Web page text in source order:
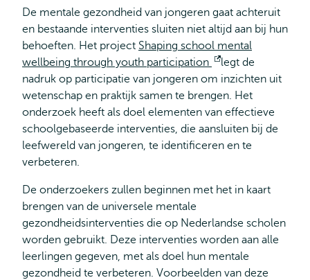
De mentale gezondheid van jongeren gaat achteruit
en bestaande interventies sluiten niet altijd aan bij hun
behoeften. Het project Shaping school mental
wellbeing through youth participation
Opent
extern
legt de
nadruk op participatie van jongeren om inzichten uit
wetenschap en praktijk samen te brengen. Het
onderzoek heeft als doel elementen van effectieve
schoolgebaseerde interventies, die aansluiten bij de
leefwereld van jongeren, te identificeren en te
verbeteren.
De onderzoekers zullen beginnen met het in kaart
brengen van de universele mentale
gezondheidsinterventies die op Nederlandse scholen
worden gebruikt. Deze interventies worden aan alle
leerlingen gegeven, met als doel hun mentale
gezondheid te verbeteren. Voorbeelden van deze